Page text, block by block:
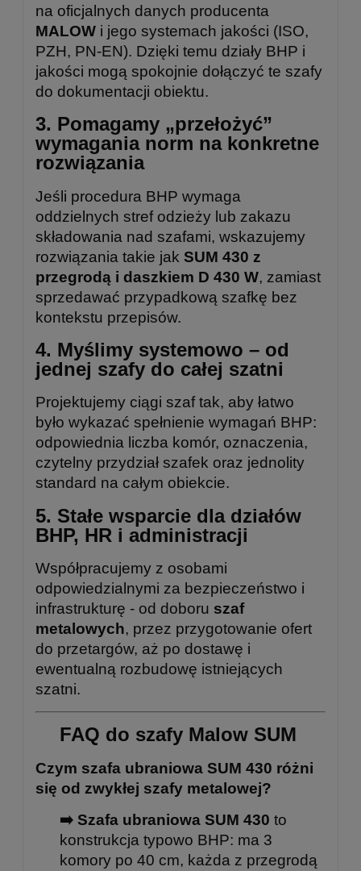
na oficjalnych danych producenta
MALOW i jego systemach jakości (ISO,
PZH, PN-EN). Dzięki temu działy BHP i
jakości mogą spokojnie dołączyć te szafy
do dokumentacji obiektu.
3. Pomagamy „przełożyć”
wymagania norm na konkretne
rozwiązania
Jeśli procedura BHP wymaga
oddzielnych stref odzieży lub zakazu
składowania nad szafami, wskazujemy
rozwiązania takie jak SUM 430 z
przegrodą i daszkiem D 430 W, zamiast
sprzedawać przypadkową szafkę bez
kontekstu przepisów.
4. Myślimy systemowo – od
jednej szafy do całej szatni
Projektujemy ciągi szaf tak, aby łatwo
było wykazać spełnienie wymagań BHP:
odpowiednia liczba komór, oznaczenia,
czytelny przydział szafek oraz jednolity
standard na całym obiekcie.
5. Stałe wsparcie dla działów
BHP, HR i administracji
Współpracujemy z osobami
odpowiedzialnymi za bezpieczeństwo i
infrastrukturę - od doboru szaf
metalowych, przez przygotowanie ofert
do przetargów, aż po dostawę i
ewentualną rozbudowę istniejących
szatni.
FAQ do szafy Malow SUM
Czym szafa ubraniowa SUM 430 różni
się od zwykłej szafy metalowej?
➡️ Szafa ubraniowa SUM 430 to
konstrukcja typowo BHP: ma 3
komory po 40 cm, każda z przegrodą